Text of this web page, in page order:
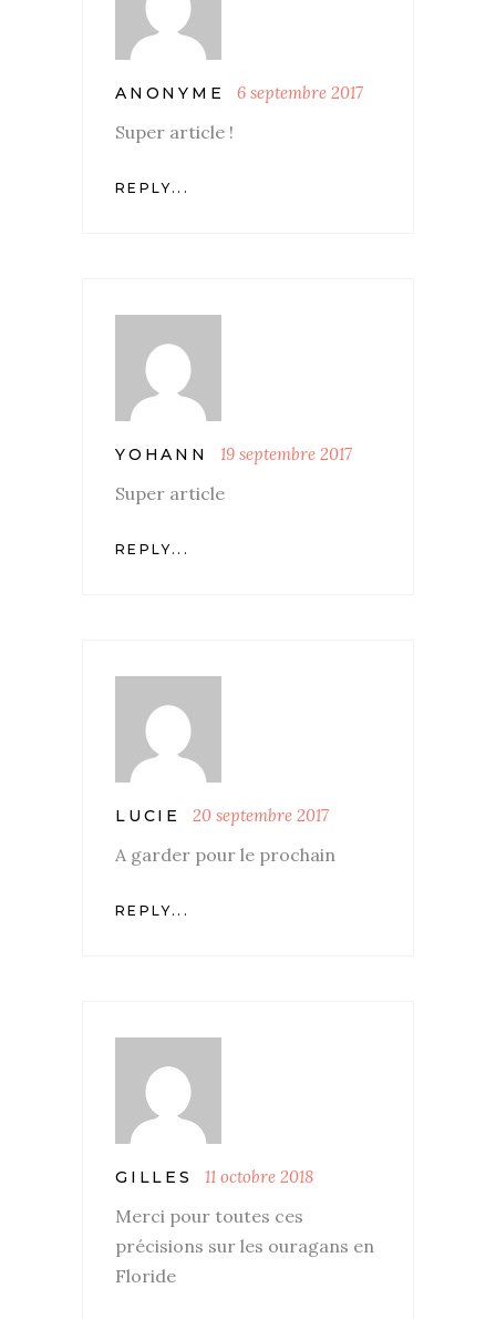
ANONYME 6 septembre 2017
Super article !
REPLY...
YOHANN 19 septembre 2017
Super article
REPLY...
LUCIE 20 septembre 2017
A garder pour le prochain
REPLY...
GILLES 11 octobre 2018
Merci pour toutes ces
précisions sur les ouragans en
Floride